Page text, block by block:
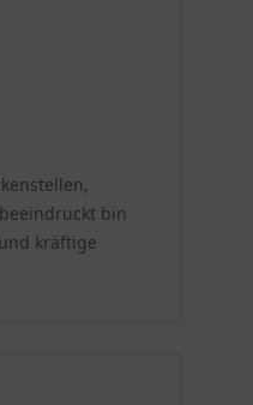
bin
kräftige